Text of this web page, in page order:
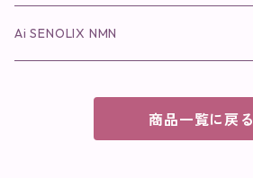
保湿ジェル・クリーム
ラディール
メイク小物
◉肌悩み
エイジングトラブル
リップ
化粧水
Ai SENOLIX NMN
商品一覧に戻る